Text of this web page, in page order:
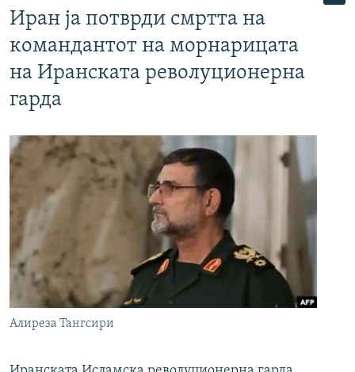
Иран ја потврди смртта на
командантот на морнарицата
на Иранската револуционерна
гарда
Алиреза Тангсири